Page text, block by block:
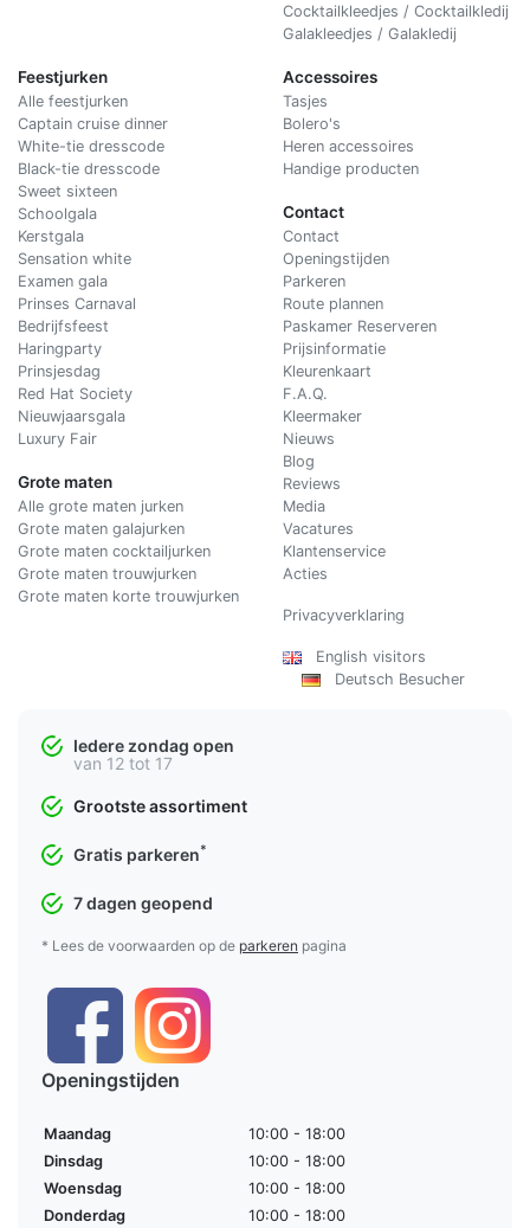
Cocktailkleedjes / Cocktailkledij
Galakleedjes / Galakledij
Feestjurken
Alle feestjurken
Captain cruise dinner
White-tie dresscode
Black-tie dresscode
Sweet sixteen
Schoolgala
Kerstgala
Sensation white
Examen gala
Prinses Carnaval
Bedrijfsfeest
Haringparty
Prinsjesdag
Red Hat Society
Nieuwjaarsgala
Luxury Fair
Grote maten
Alle grote maten jurken
Grote maten galajurken
Grote maten cocktailjurken
Grote maten trouwjurken
Grote maten korte trouwjurken
Accessoires
Tasjes
Bolero's
Heren accessoires
Handige producten
Contact
Contact
Openingstijden
Parkeren
Route plannen
Paskamer Reserveren
Prijsinformatie
Kleurenkaart
F.A.Q.
Kleermaker
Nieuws
Blog
Reviews
Media
Vacatures
Klantenservice
Acties
Privacyverklaring
English visitors
Deutsch Besucher
Iedere zondag open
van 12 tot 17
Grootste assortiment
Gratis parkeren*
7 dagen geopend
* Lees de voorwaarden op de parkeren pagina
Openingstijden
Maandag
10:00 - 18:00
Dinsdag
10:00 - 18:00
Woensdag
10:00 - 18:00
Donderdag
10:00 - 18:00